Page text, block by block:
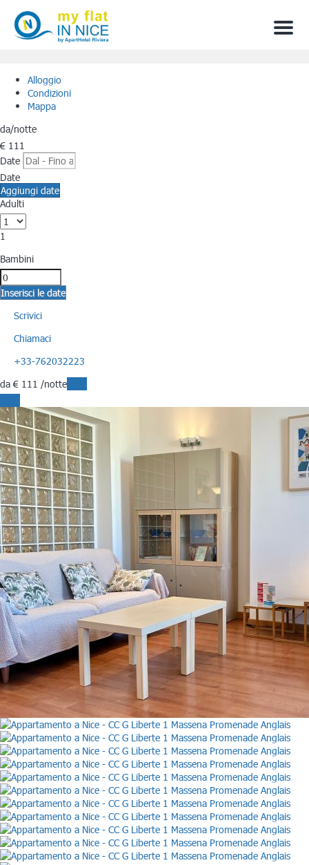
Menu
Alloggio
Condizioni
Mappa
da/notte
€ 111
Date
Date
Aggiungi date
Adulti
1
Bambini
Inserisci le date
Scrivici
Chiamaci
+33-762032223
da € 111 /notte